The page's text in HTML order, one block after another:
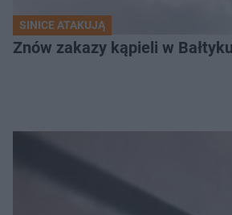
SINICE ATAKUJĄ
Znów zakazy kąpieli w